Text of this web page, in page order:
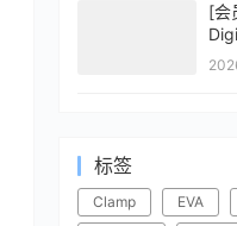
[会
标签
Clamp EVA